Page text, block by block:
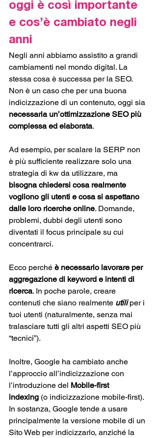
oggi è così importante
e cos’è cambiato negli
anni
Negli anni abbiamo assistito a grandi
cambiamenti nel mondo digital. La
stessa cosa è successa per la SEO.
Non è un caso che per una buona
indicizzazione di un contenuto, oggi sia
necessaria un’ottimizzazione SEO più
complessa ed elaborata.
Ad esempio, per scalare la SERP non
è più sufficiente realizzare solo una
strategia di kw da utilizzare, ma
bisogna chiedersi cosa realmente
vogliono gli utenti e cosa si aspettano
dalle loro ricerche online. Domande,
problemi, dubbi degli utenti sono
diventati il focus principale su cui
concentrarci.
Ecco perché è necessario lavorare per
aggregazione di keyword e intenti di
ricerca. In poche parole, creare
contenuti che siano realmente utili per i
tuoi utenti (naturalmente, senza mai
tralasciare tutti gli altri aspetti SEO più
“tecnici”).
Inoltre, Google ha cambiato anche
l’approccio all’indicizzazione con
l’introduzione del Mobile-first
indexing (o indicizzazione mobile-first).
In sostanza, Google tende a usare
principalmente la versione mobile di un
Sito Web per indicizzarlo, anziché la